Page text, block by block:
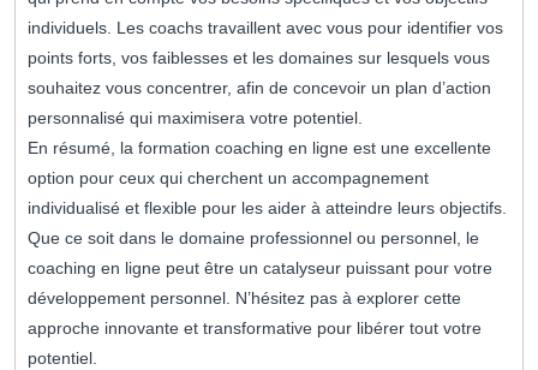
individuels. Les coachs travaillent avec vous pour identifier vos
points forts, vos faiblesses et les domaines sur lesquels vous
souhaitez vous concentrer, afin de concevoir un plan d’action
personnalisé qui maximisera votre potentiel.
En résumé, la formation coaching en ligne est une excellente
option pour ceux qui cherchent un accompagnement
individualisé et flexible pour les aider à atteindre leurs objectifs.
Que ce soit dans le domaine professionnel ou personnel, le
coaching en ligne peut être un catalyseur puissant pour votre
développement personnel. N’hésitez pas à explorer cette
approche innovante et transformative pour libérer tout votre
potentiel.